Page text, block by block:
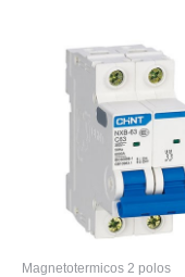
Magnetotermicos 2 polos